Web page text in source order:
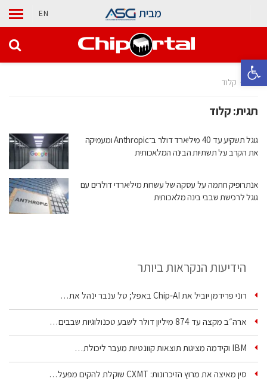
פתח סרגל נגישות
מבית EN
בית קלוד
תגית:קלוד
גוגל תשקיע עד 40 מיליארד דולר ב־Anthropic ומעמיקה
את הקרב על תשתיות הבינה המלאכותית
אנתרופיק חתמה על עסקה של עשרות מיליארדי דולרים עם
גוגל לרכישת שבבי בינה מלאכותית
הידיעות הנקראות ביותר
רוני פרידמן יוביל את Chip‑AI באפל; טל ענבר ינהל את…
ארה״ב מקצה עד 874 מיליון דולר לשבע טכנולוגיות שבבים…
IBM וקידמה מציגות תוצאות קוונטיות מעבר ליכולת…
סין מאיצה את מרוץ הזיכרונות: CXMT שוקלת להקים מפעל…